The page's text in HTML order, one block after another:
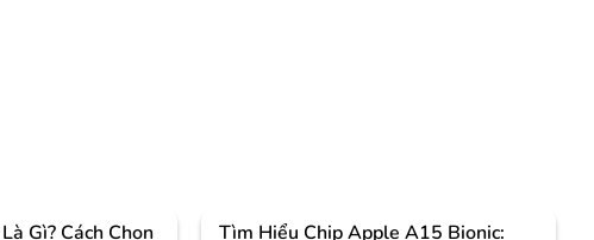
Gì? Cách Chọn
Tìm Hiểu Chip Apple A15 Bionic: